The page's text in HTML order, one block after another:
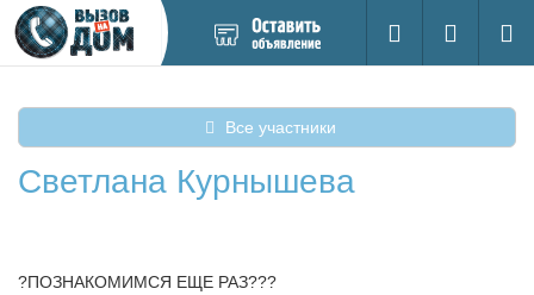
новое
Поиск
Вход на
Все участники
Cветлана Курнышева
?ПОЗНАКОМИМСЯ ЕЩЕ РАЗ???